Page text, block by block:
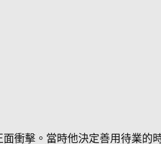
衝擊。當時他決定​​善用待業的